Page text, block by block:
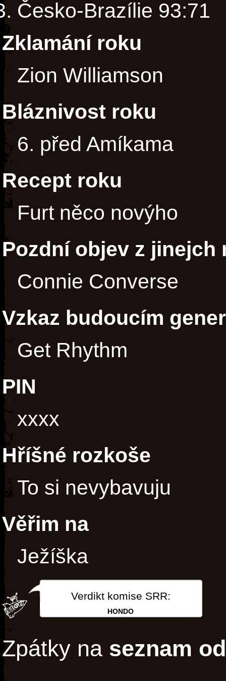
Česko-Brazílie 93:71
Zklamání roku
Zion Williamson
Bláznivost roku
6. před Amíkama
Recept roku
Furt něco novýho
Pozdní objev z jinejch
Connie Converse
Vzkaz budoucím
Get Rhythm
PIN
xxxx
Hříšné rozkoše
To si nevybavuju
Věřim na
Ježíška
Verdikt komise SRR:
HONDO
Zpátky na seznam